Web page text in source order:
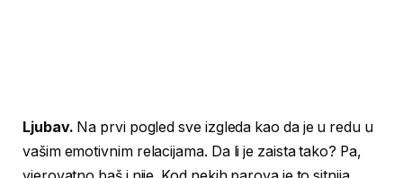
Ljubav. Na prvi pogled sve izgleda kao da je u redu u
vašim emotivnim relacijama. Da li je zaista tako? Pa,